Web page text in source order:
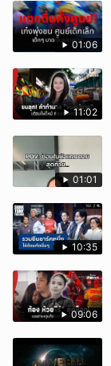
01:06
11:02
01:01
10:35
09:06